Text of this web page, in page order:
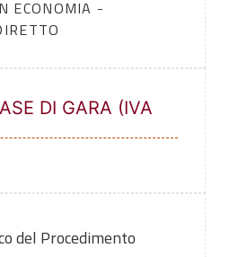
ECONOMIA -
DI GARA (IVA
del Procedimento